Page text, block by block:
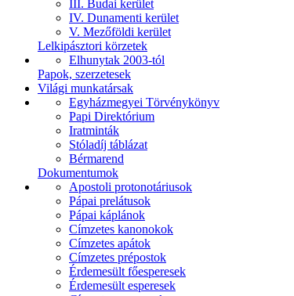
III. Budai kerület
IV. Dunamenti kerület
V. Mezőföldi kerület
Lelkipásztori körzetek
Elhunytak 2003-tól
Papok, szerzetesek
Világi munkatársak
Egyházmegyei Törvénykönyv
Papi Direktórium
Iratminták
Stóladíj táblázat
Bérmarend
Dokumentumok
Apostoli protonotáriusok
Pápai prelátusok
Pápai káplánok
Címzetes kanonokok
Címzetes apátok
Címzetes prépostok
Érdemesült főesperesek
Érdemesült esperesek